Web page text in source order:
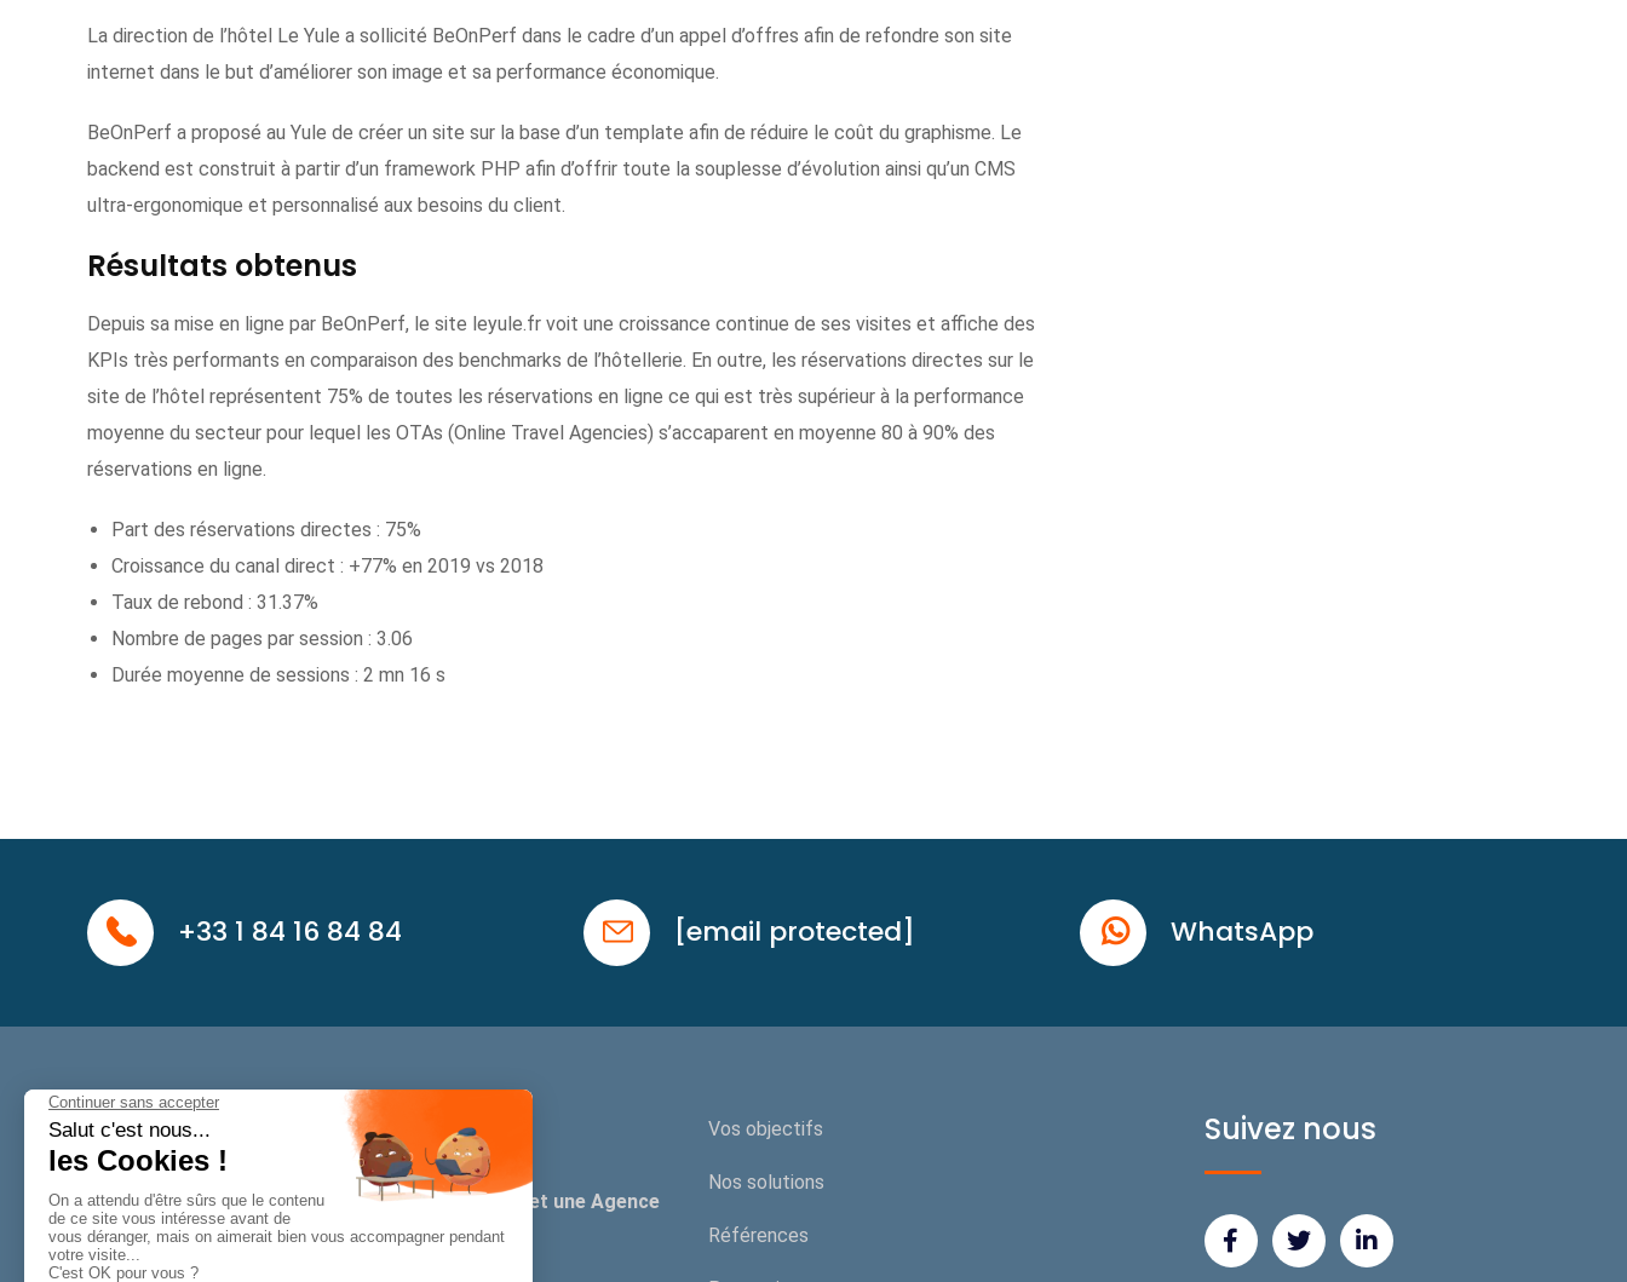
La direction de l’hôtel Le Yule a sollicité BeOnPerf dans le cadre d’un appel d’offres afin de refondre son site
internet dans le but d’améliorer son image et sa performance économique.
BeOnPerf a proposé au Yule de créer un site sur la base d’un template afin de réduire le coût du graphisme. Le
backend est construit à partir d’un framework PHP afin d’offrir toute la souplesse d’évolution ainsi qu’un CMS
ultra-ergonomique et personnalisé aux besoins du client.
Résultats obtenus
Depuis sa mise en ligne par BeOnPerf, le site leyule.fr voit une croissance continue de ses visites et affiche des
KPIs très performants en comparaison des benchmarks de l’hôtellerie. En outre, les réservations directes sur le
site de l’hôtel représentent 75% de toutes les réservations en ligne ce qui est très supérieur à la performance
moyenne du secteur pour lequel les OTAs (Online Travel Agencies) s’accaparent en moyenne 80 à 90% des
réservations en ligne.
Part des réservations directes : 75%
Croissance du canal direct : +77% en 2019 vs 2018
Taux de rebond : 31.37%
Nombre de pages par session : 3.06
Durée moyenne de sessions : 2 mn 16 s
+33 1 84 16 84 84 [email protected] WhatsApp
Nous sommes une Agence de Stratégie Digitale et une Agence
Web.
Vos objectifs
Nos solutions
Références
Suivez nous